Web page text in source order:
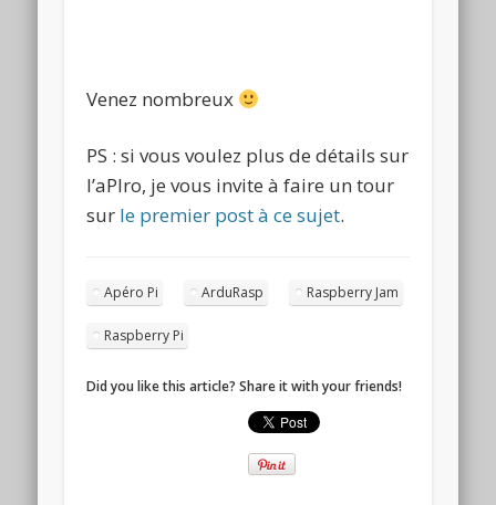
Venez nombreux
PS : si vous voulez plus de détails sur
l’aPIro, je vous invite à faire un tour
sur le premier post à ce sujet.
Apéro Pi ArduRasp Raspberry Jam
Raspberry Pi
Did you like this article? Share it with your friends!